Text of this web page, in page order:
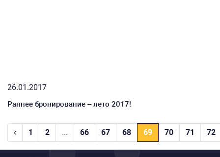
26.01.2017
Раннее бронирование – лето 2017!
‹ 1 2 ... 66 67 68 69 70 71 72